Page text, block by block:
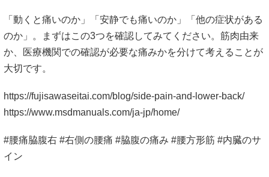
「動くと痛いのか」「安静でも痛いのか」「他の症状がある
のか」。まずはこの3つを確認してみてください。筋肉由来
か、医療機関での確認が必要な痛みかを分けて考えることが
大切です。
https://fujisawaseitai.com/blog/side-pain-and-lower-back/
https://www.msdmanuals.com/ja-jp/home/
#腰痛脇腹右 #右側の腰痛 #脇腹の痛み #腰方形筋 #内臓のサ
イン